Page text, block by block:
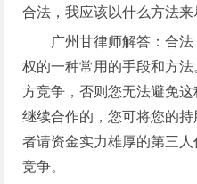
合法，我应该以什么方法
广州甘律师解答：合
权的一种常用的手段和方
方竞争，否则您无法避免
继续合作的，您可将您的
者请资金实力雄厚的第三
竞争。